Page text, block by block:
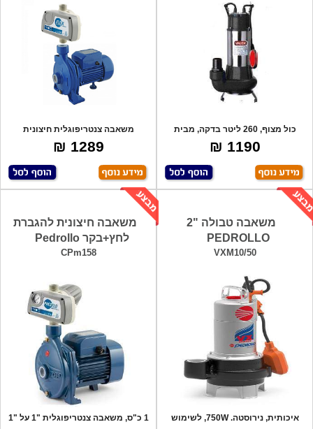
כול מצוף, 260 ליטר בדקה, מבית
יונדאי !
1190 ₪
משאבה צנטריפוגלית חיצונית
מקצועית. גוף-
1289 ₪
משאבה טבולה "2
PEDROLLO
VXM10/50
איכותית, נירוסטה. 750W, לשימוש
משאבה חיצונית להגברת
לחץ+בקר Pedrollo
CPm158
1 כ"ס, משאבה צנטריפוגלית "1 על "1